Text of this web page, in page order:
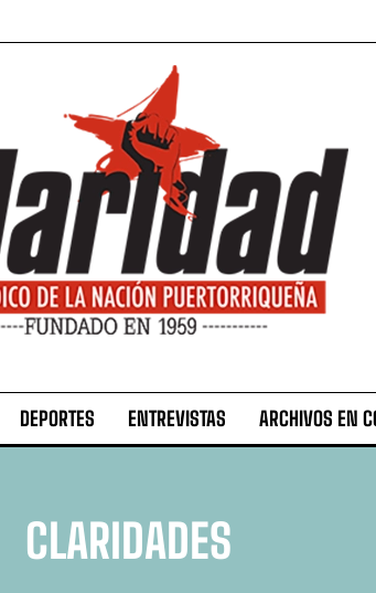
DEPORTES ENTREVISTAS ARCHIVOS EN
CLARIDADES